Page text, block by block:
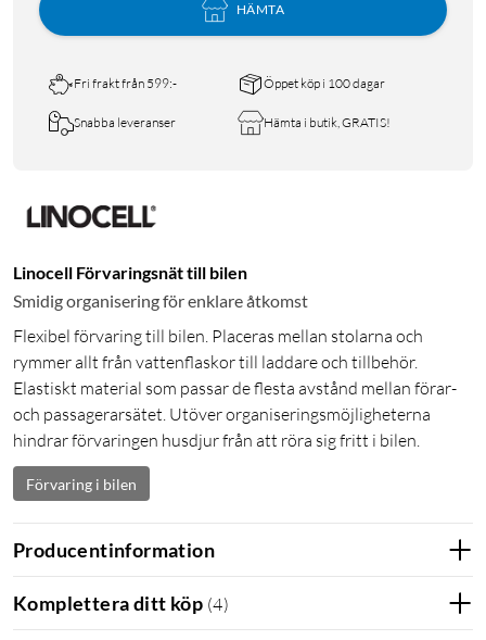
HÄMTA
Fri frakt från 599:- Öppet köp i 100 dagar
Snabba leveranser Hämta i butik, GRATIS!
Linocell Förvaringsnät till bilen
Smidig organisering för enklare åtkomst
Flexibel förvaring till bilen. Placeras mellan stolarna och
rymmer allt från vattenflaskor till laddare och tillbehör.
Elastiskt material som passar de flesta avstånd mellan förar-
och passagerarsätet. Utöver organiseringsmöjligheterna
hindrar förvaringen husdjur från att röra sig fritt i bilen.
Förvaring i bilen
Producentinformation
Komplettera ditt köp (4)